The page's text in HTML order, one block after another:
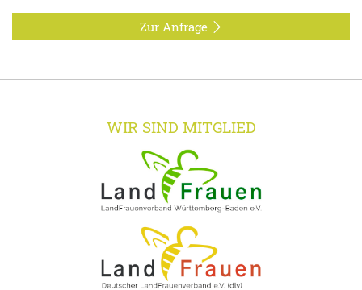
Zur Anfrage
WIR SIND MITGLIED